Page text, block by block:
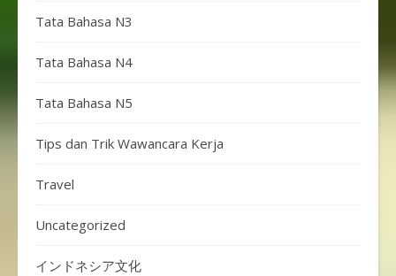
Tata Bahasa N3
Tata Bahasa N4
Tata Bahasa N5
Tips dan Trik Wawancara Kerja
Travel
Uncategorized
インドネシア文化